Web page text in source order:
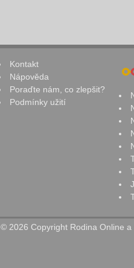
Kontakt
Nápověda
Poraďte nám, co zlepšit?
Podmínky užití
© 2026 Copyright Rodina Online